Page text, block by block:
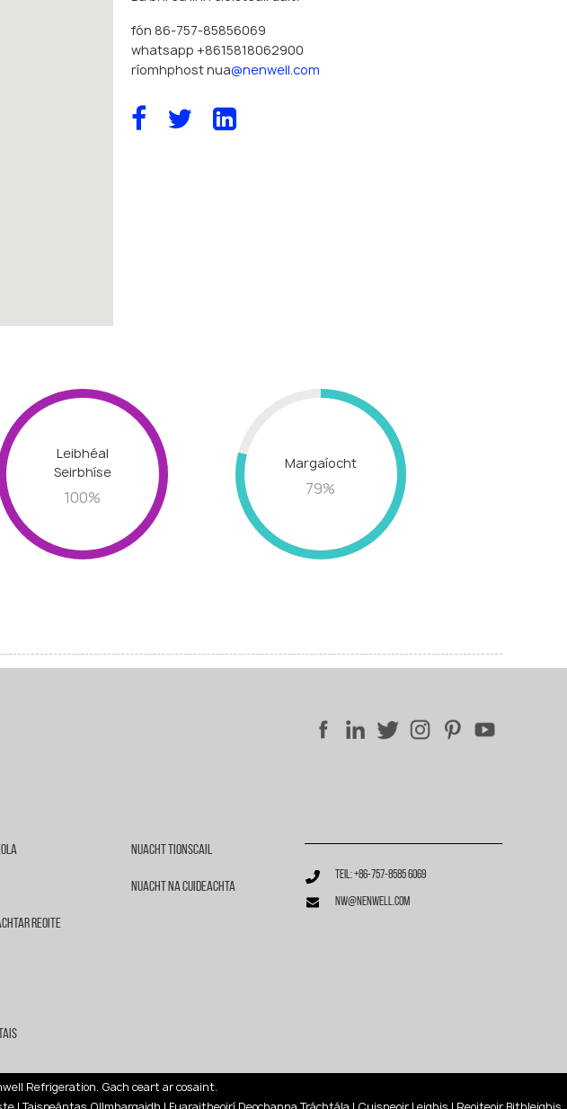
ríomhphost nua@nenwell.com
100% 79%
Reoite
Nuacht Na Cuideachta
Teil: +86-757-8585 6069
nw@nenwell.com
|Taispeántas Ollmhargaidh|Fuaraitheoirí Deochanna Tráchtála|Cuisneoir Leighis|Reoiteoir Bithleighis